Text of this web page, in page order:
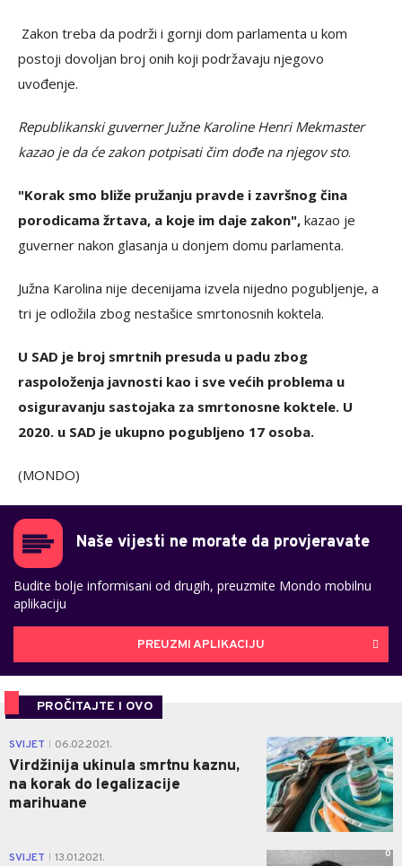
Zakon treba da podrži i gornji dom parlamenta u kom
postoji dovoljan broj onih koji podržavaju njegovo
uvođenje.
Republikanski guverner Južne Karoline Henri Mekmaster
kazao je da će zakon potpisati čim dođe na njegov sto.
"Korak smo bliže pružanju pravde i završnog čina
porodicama žrtava, a koje im daje zakon", kazao je
guverner nakon glasanja u donjem domu parlamenta.
Južna Karolina nije decenijama izvela nijedno pogubljenje, a
tri je odložila zbog nestašice smrtonosnih koktela.
U SAD je broj smrtnih presuda u padu zbog
raspoloženja javnosti kao i sve većih problema u
osiguravanju sastojaka za smrtonosne koktele. U
2020. u SAD je ukupno pogubljeno 17 osoba.
(MONDO)
Naše vijesti ne morate da provjeravate
Budite bolje informisani od drugih, preuzmite Mondo mobilnu
aplikaciju
PREUZMI APLIKACIJU
PROČITAJTE I OVO
SVIJET 06.02.2021.
Virdžinija ukinula smrtnu kaznu,
na korak do legalizacije
marihuane
0
SVIJET 13.01.2021. 0